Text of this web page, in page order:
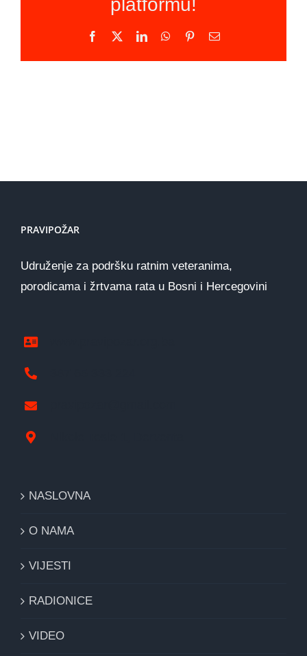
platformu!
Facebook LinkedInWhatsApp
PinterestEmail
PRAVIPOŽAR
Udruženje za podršku ratnim veteranima,
porodicama i žrtvama rata u Bosni i Hercegovini
NASLOVNA
O NAMA
VIJESTI
RADIONICE
VIDEO